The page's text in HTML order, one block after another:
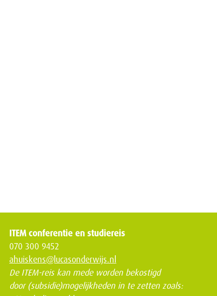
ITEM conferentie en studiereis
070 300 9452
ahuiskens@lucasonderwijs.nl
De ITEM-reis kan mede worden bekostigd
door (subsidie)mogelijkheden in te zetten zoals: